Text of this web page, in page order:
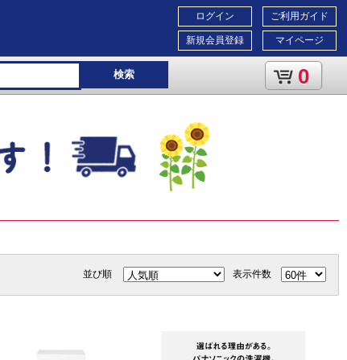
ご利用ガイド
マイページ
ログイン
新規会員登録
検索 0
並び順 表示件数